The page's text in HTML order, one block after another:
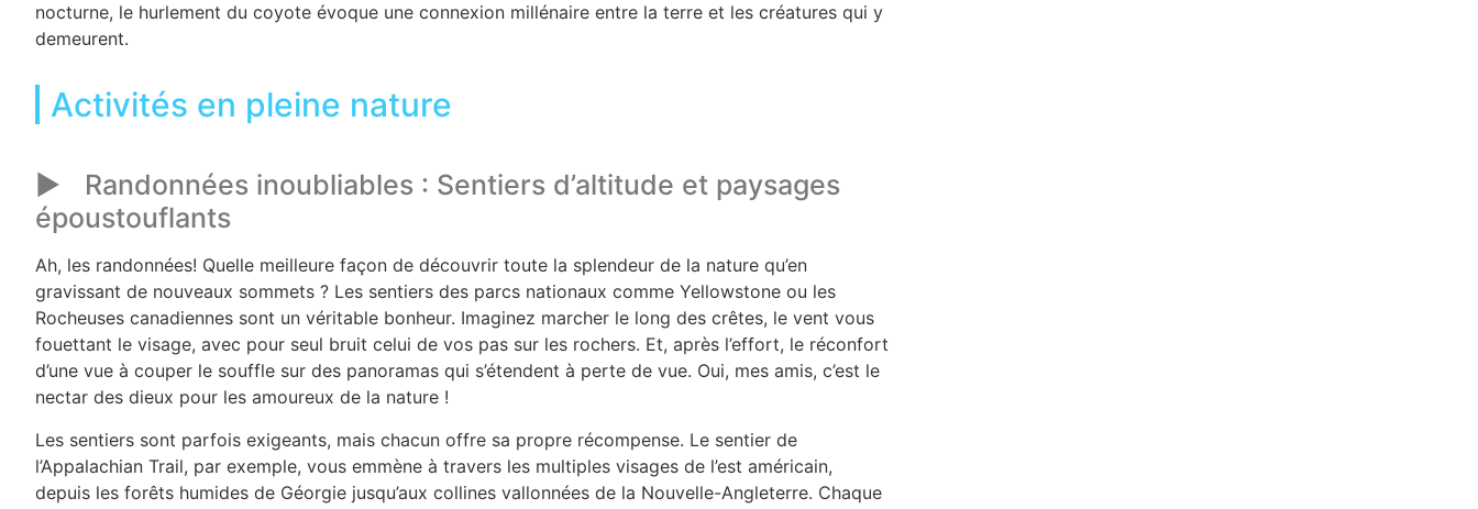
nocturne, le hurlement du coyote évoque une connexion millénaire entre la terre et les créatures qui y
demeurent.
Activités en pleine nature
Randonnées inoubliables : Sentiers d’altitude et paysages
époustouflants
Ah, les randonnées! Quelle meilleure façon de découvrir toute la splendeur de la nature qu’en
gravissant de nouveaux sommets ? Les sentiers des parcs nationaux comme Yellowstone ou les
Rocheuses canadiennes sont un véritable bonheur. Imaginez marcher le long des crêtes, le vent vous
fouettant le visage, avec pour seul bruit celui de vos pas sur les rochers. Et, après l’effort, le réconfort
d’une vue à couper le souffle sur des panoramas qui s’étendent à perte de vue. Oui, mes amis, c’est le
nectar des dieux pour les amoureux de la nature !
Les sentiers sont parfois exigeants, mais chacun offre sa propre récompense. Le sentier de
l’Appalachian Trail, par exemple, vous emmène à travers les multiples visages de l’est américain,
depuis les forêts humides de Géorgie jusqu’aux collines vallonnées de la Nouvelle-Angleterre. Chaque